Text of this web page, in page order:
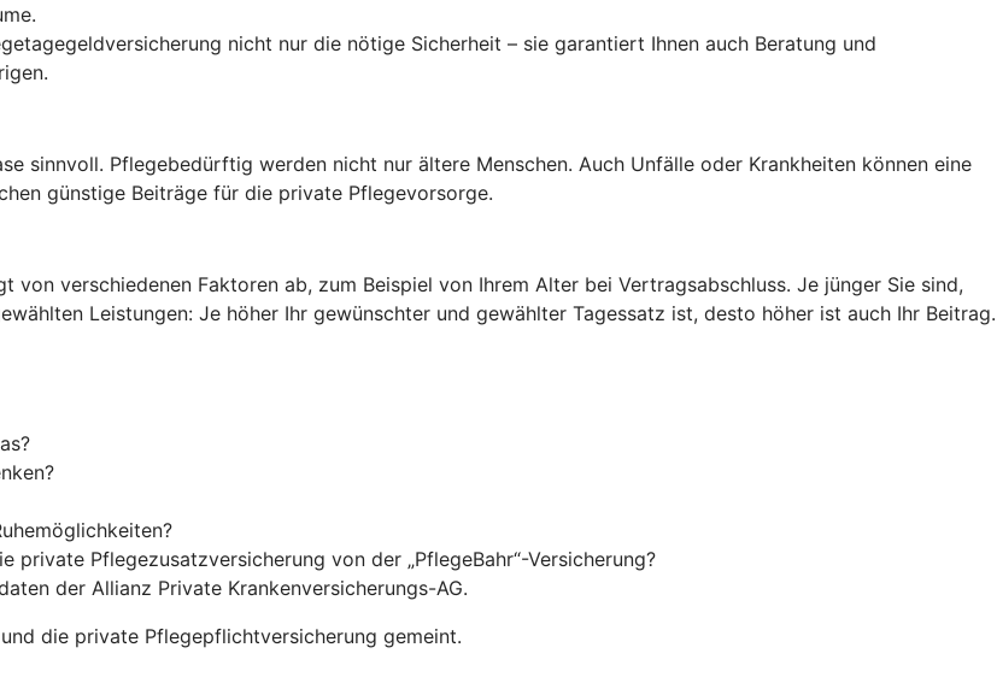
nicht nur die nötige Sicherheit – sie garantiert Ihnen auch Beratung und
sinnvoll. Pflegebedürftig werden nicht nur ältere Menschen. Auch Unfälle oder Krankheiten können eine
günstige Beiträge für die private Pflegevorsorge.
verschiedenen Faktoren ab, zum Beispiel von Ihrem Alter bei Vertragsabschluss. Je jünger Sie sind,
Leistungen: Je höher Ihr gewünschter und gewählter Tagessatz ist, desto höher ist auch Ihr Beitrag.
private Pflegezusatzversicherung von der „PflegeBahr“-Versicherung?
der Allianz Private Krankenversicherungs-AG.
die private Pflegepflichtversicherung gemeint.